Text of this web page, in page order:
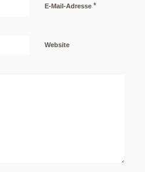
E-Mail-Adresse *
Website